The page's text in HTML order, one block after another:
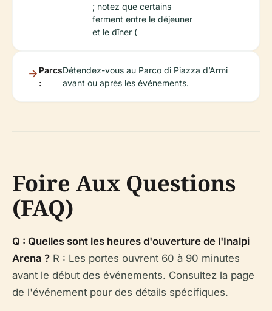
; notez que certains
ferment entre le déjeuner
et le dîner (
Parcs
:
Détendez-vous au Parco di Piazza d’Armi
avant ou après les événements.
Foire Aux Questions
(FAQ)
Q : Quelles sont les heures d'ouverture de l'Inalpi
Arena ? R : Les portes ouvrent 60 à 90 minutes
avant le début des événements. Consultez la page
de l'événement pour des détails spécifiques.